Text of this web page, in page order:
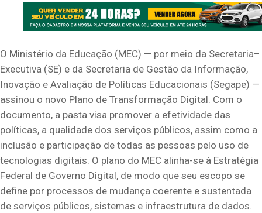
O Ministério da Educação (MEC) — por meio da Secretaria–
Executiva (SE) e da Secretaria de Gestão da Informação,
Inovação e Avaliação de Políticas Educacionais (Segape) —
assinou o novo Plano de Transformação Digital. Com o
documento, a pasta visa promover a efetividade das
políticas, a qualidade dos serviços públicos, assim como a
inclusão e participação de todas as pessoas pelo uso de
tecnologias digitais. O plano do MEC alinha-se à Estratégia
Federal de Governo Digital, de modo que seu escopo se
define por processos de mudança coerente e sustentada
de serviços públicos, sistemas e infraestrutura de dados.